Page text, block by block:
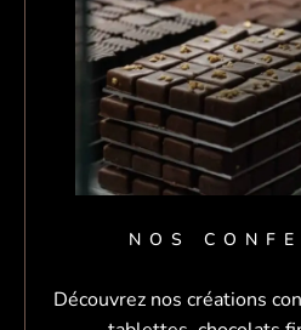
NOS
Découvrez nos créations